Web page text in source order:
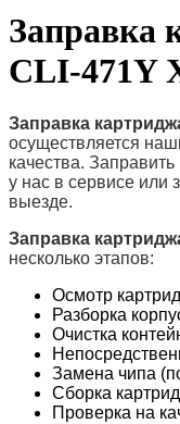
Заправка
CLI-471Y
Заправка
осуществляется
качества.
у нас в сервисе или
выезде.
Заправка
несколько этапов:
Осмотр
Разборка
Очистка
Замена чипа
Сборка
Проверка на